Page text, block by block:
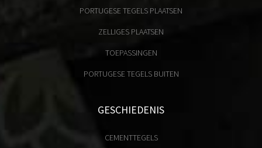
PORTUGESE TEGELS PLAATSEN
ZELLIGES PLAATSEN
TOEPASSINGEN
PORTUGESE TEGELS BUITEN
GESCHIEDENIS
CEMENTTEGELS